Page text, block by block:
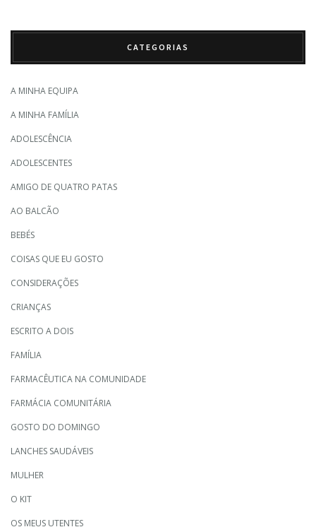
CATEGORIAS
A MINHA EQUIPA
A MINHA FAMÍLIA
ADOLESCÊNCIA
ADOLESCENTES
AMIGO DE QUATRO PATAS
AO BALCÃO
BEBÉS
COISAS QUE EU GOSTO
CONSIDERAÇÕES
CRIANÇAS
ESCRITO A DOIS
FAMÍLIA
FARMACÊUTICA NA COMUNIDADE
FARMÁCIA COMUNITÁRIA
GOSTO DO DOMINGO
LANCHES SAUDÁVEIS
MULHER
O KIT
OS MEUS UTENTES